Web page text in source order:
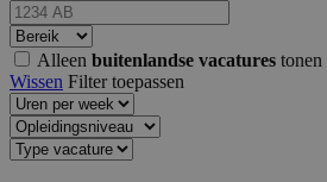
Alleen buitenlandse vacatures tonen
Wissen Filter toepassen